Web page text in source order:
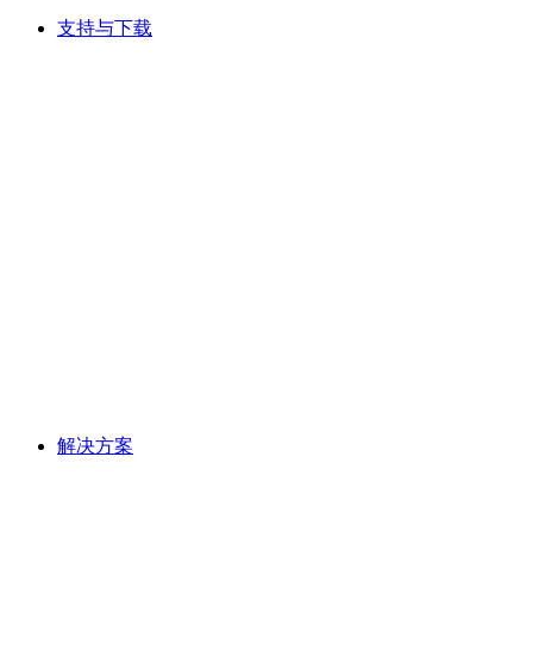
支持与下载
解决方案